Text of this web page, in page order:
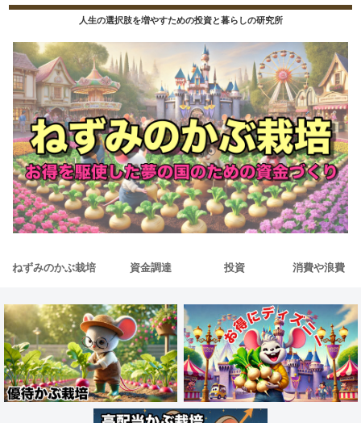
人生の選択肢を増やすための投資と暮らしの研究所
ねずみのかぶ栽培 資金調達 投資 消費や浪費